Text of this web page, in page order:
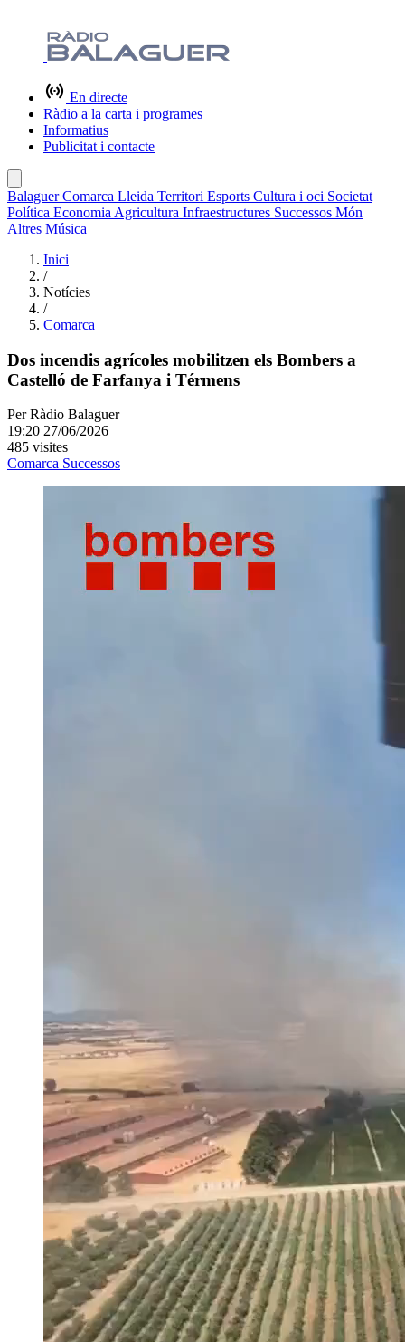
En directe
Ràdio a la carta i programes
Informatius
Publicitat i contacte
BalaguerComarca Lleida Territori Esports Cultura i oci Societat
Política Economia Agricultura Infraestructures Successos Món
Altres Música
Inici
/
Notícies
/
Comarca
Dos incendis agrícoles mobilitzen els Bombers a
Castelló de Farfanya i Térmens
Per Ràdio Balaguer
19:20 27/06/2026
485 visites
Comarca Successos